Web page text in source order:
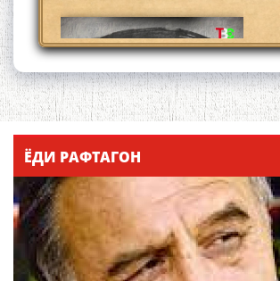
Қадамҷо - Лоҳутӣ
ЁДИ РАФТАГОН